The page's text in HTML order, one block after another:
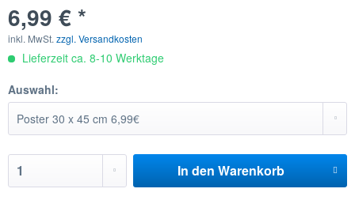
6,99 € *
inkl. MwSt.zzgl. Versandkosten
Lieferzeit ca. 8-10 Werktage
Auswahl:
In den Warenkorb